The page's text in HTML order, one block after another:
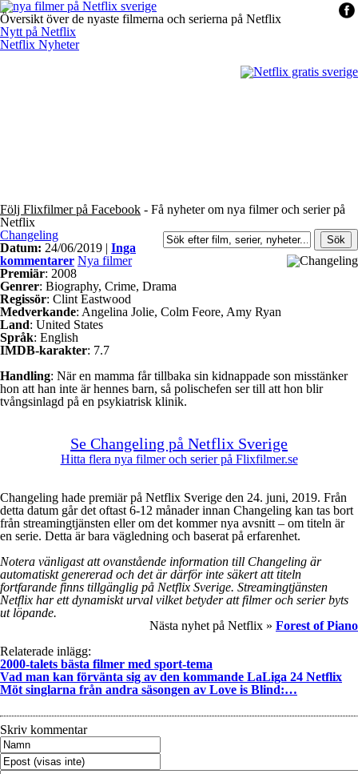
Översikt över de nyaste filmerna och serierna på Netflix
Nytt på Netflix
Netflix Nyheter
Följ Flixfilmer på Facebook - Få nyheter om nya filmer och serier på
Netflix
Changeling
Datum: 24/06/2019 | Inga
kommentarer Nya filmer
Premiär: 2008
Genrer: Biography, Crime, Drama
Regissör: Clint Eastwood
Medverkande: Angelina Jolie, Colm Feore, Amy Ryan
Land: United States
Språk: English
IMDB-karakter: 7.7
Handling: När en mamma får tillbaka sin kidnappade son misstänker
hon att han inte är hennes barn, så polischefen ser till att hon blir
tvångsinlagd på en psykiatrisk klinik.
Se Changeling på Netflix Sverige
Hitta flera nya filmer och serier på Flixfilmer.se
Changeling hade premiär på Netflix Sverige den 24. juni, 2019. Från
detta datum går det oftast 6-12 månader innan Changeling kan tas bort
från streamingtjänsten eller om det kommer nya avsnitt – om titeln är
en serie. Detta är bara vägledning och baserat på erfarenhet.
Notera vänligast att ovanstående information till Changeling är
automatiskt genererad och det är därför inte säkert att titeln
fortfarande finns tillgänglig på Netflix Sverige. Streamingtjänsten
Netflix har ett dynamiskt urval vilket betyder att filmer och serier byts
ut löpande.
Nästa nyhet på Netflix » Forest of Piano
Relaterade inlägg:
2000-talets bästa filmer med sport-tema
Vad man kan förvänta sig av den kommande LaLiga 24 Netflix
Möt singlarna från andra säsongen av Love is Blind:…
Skriv kommentar